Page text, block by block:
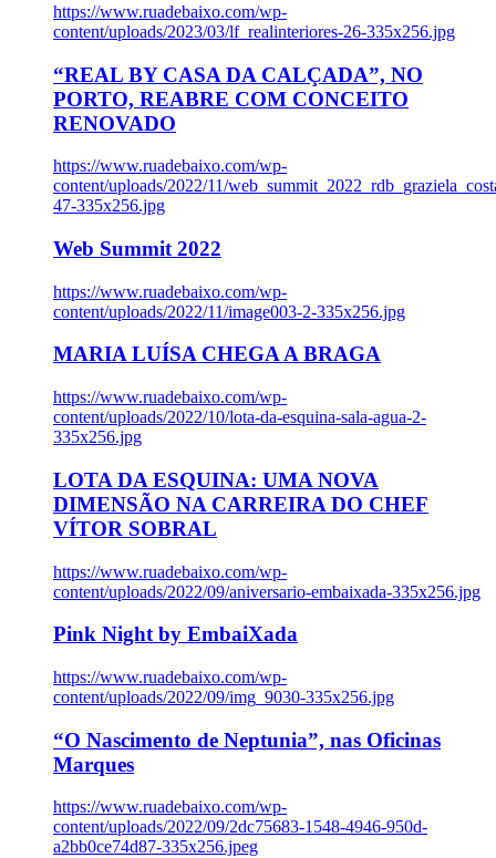
https://www.ruadebaixo.com/wp-
content/uploads/2023/03/lf_realinteriores-26-335x256.jpg
“REAL BY CASA DA CALÇADA”, NO
PORTO, REABRE COM CONCEITO
RENOVADO
https://www.ruadebaixo.com/wp-
content/uploads/2022/11/
47-335x256.jpg
Web Summit 2022
https://www.ruadebaixo.com/wp-
content/uploads/2022/11/image003-2-335x256.jpg
MARIA LUÍSA CHEGA A BRAGA
https://www.ruadebaixo.com/wp-
content/uploads/2022/10/lota-da-esquina-sala-agua-2-
335x256.jpg
LOTA DA ESQUINA: UMA NOVA
DIMENSÃO NA CARREIRA DO CHEF
VÍTOR SOBRAL
https://www.ruadebaixo.com/wp-
content/uploads/2022/09/aniversario-embaixada-335x256.jpg
Pink Night by EmbaiXada
https://www.ruadebaixo.com/wp-
content/uploads/2022/09/img_9030-335x256.jpg
“O Nascimento de Neptunia”, nas Oficinas
Marques
https://www.ruadebaixo.com/wp-
content/uploads/2022/09/2dc75683-1548-4946-950d-
a2bb0ce74d87-335x256.jpeg